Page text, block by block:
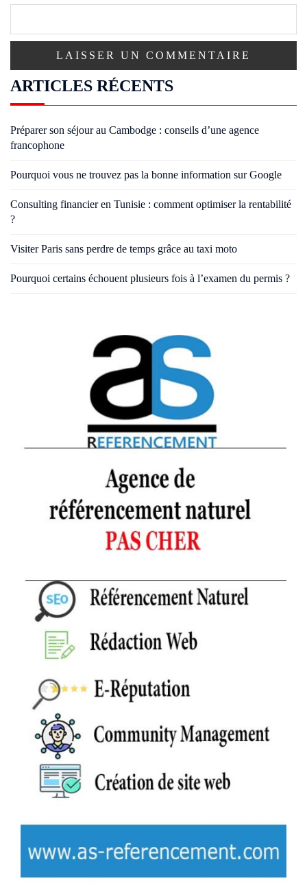
ARTICLES RÉCENTS
Préparer son séjour au Cambodge : conseils d’une agence
francophone
Pourquoi vous ne trouvez pas la bonne information sur Google
Consulting financier en Tunisie : comment optimiser la rentabilité
?
Visiter Paris sans perdre de temps grâce au taxi moto
Pourquoi certains échouent plusieurs fois à l’examen du permis ?